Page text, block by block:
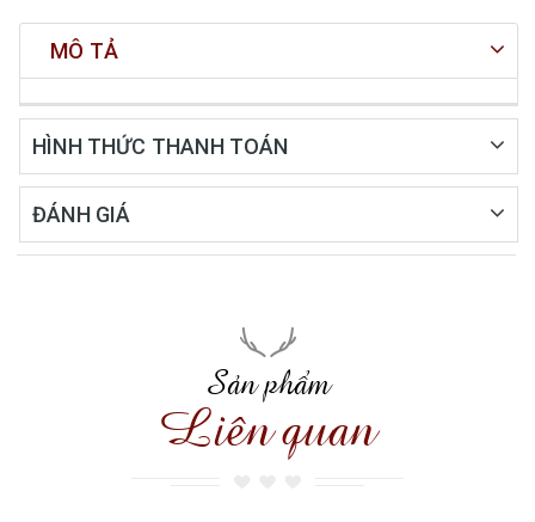
MÔ TẢ
HÌNH THỨC THANH TOÁN
ĐÁNH GIÁ
Sản phẩm
Liên quan